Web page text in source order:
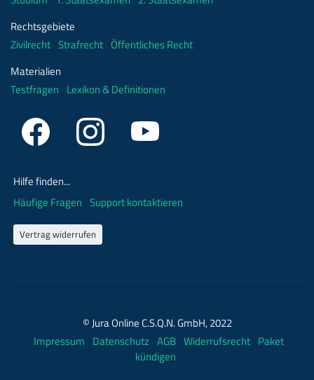
Rechtsgebiete
Zivilrecht Strafrecht Öffentliches Recht
Materialien
Testfragen Lexikon & Definitionen
Hilfe finden...
Häufige Fragen Support kontaktieren
Vertrag widerrufen
© Jura Online C.S.Q.N. GmbH, 2022
Impressum Datenschutz AGB Widerrufsrecht Paket
kündigen